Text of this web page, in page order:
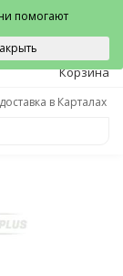
0
Корзина
в Карталах
помогают